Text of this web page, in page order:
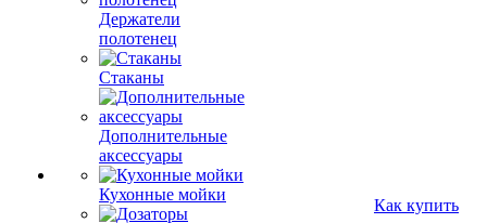
Держатели
полотенец
Стаканы
Дополнительные
аксессуары
Кухонные мойки
Как купить